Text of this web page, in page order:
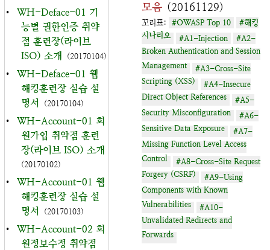
•
WH-Deface-01 기
능별 권한인증 취약
점 훈련장(라이브
ISO) 소개
(20170104)
•
WH-Deface-01 웹
해킹훈련장 실습 설
명서
(20170104)
•
WH-Account-01 회
원가입 취약점 훈련
장(라이브 ISO) 소개
(20170102)
•
WH-Account-01 웹
해킹훈련장 실습 설
명서
(20170103)
•
WH-Account-02 회
원정보수정 취약점
모음 (20161129)
꼬리표: #OWASP Top 10 #해킹
시나리오 #A1-Injection #A2-
Broken Authentication and Session
Management
#A3-Cross-Site
Scripting (XSS) #A4-Insecure
Direct Object References #A5-
Security Misconfiguration #A6-
Sensitive Data Exposure #A7-
Missing Function Level Access
Control
#A8-Cross-Site Request
Forgery (CSRF) #A9-Using
Components with Known
Vulnerabilities
#A10-
Unvalidated Redirects and
Forwards